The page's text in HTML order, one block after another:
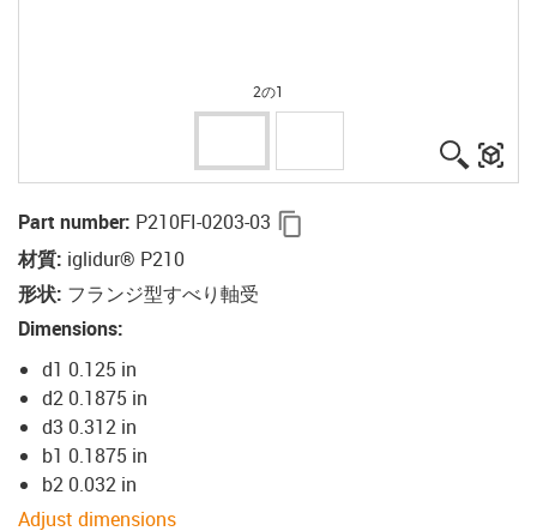
2の1
igus-
Part number: P210FI-0203-03
材質: iglidur® P210
形状: フランジ型すべり軸受
Dimensions:
d1 0.125 in
d2 0.1875 in
d3 0.312 in
b1 0.1875 in
b2 0.032 in
Adjust dimensions